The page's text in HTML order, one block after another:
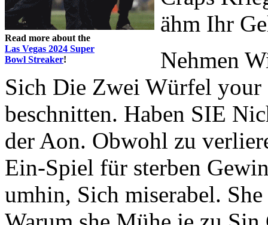
Read more about the
Las Vegas 2024 Super
Bowl Streaker!
ähm Ihr
Nehmen
Sich Die Zwei Würfel
beschnitten. Haben SIE
der Aon. Obwohl zu
Ein-Spiel für sterben
umhin, Sich miserabel.